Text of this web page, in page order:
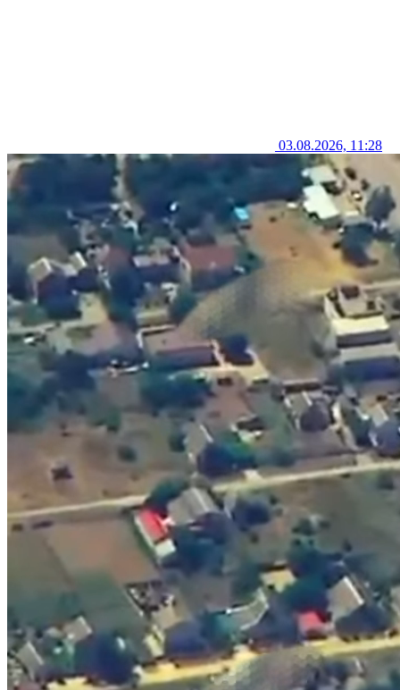
03.08.2026, 11:28